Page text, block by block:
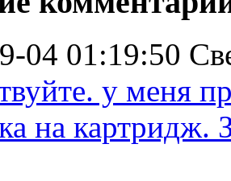
04 01:19:50
у меня
на картридж.